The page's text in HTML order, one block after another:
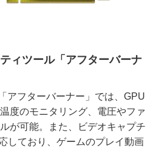
ィツール「アフターバーナ
アフターバーナー」では、GPU
度のモニタリング、電圧やファ
が可能。また、ビデオキャプチ
しており、ゲームのプレイ動画